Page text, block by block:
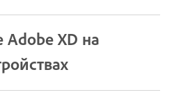
Adobe XD на